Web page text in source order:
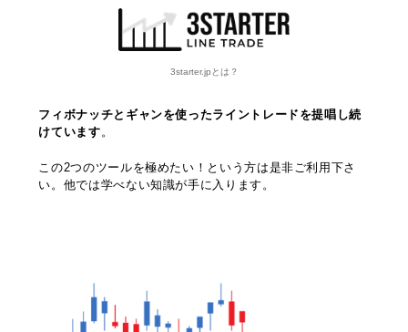
3starter.jpとは？
フィボナッチとギャンを使ったライントレードを提唱し続
けています。
この2つのツールを極めたい！という方は是非ご利用下さ
い。他では学べない知識が手に入ります。